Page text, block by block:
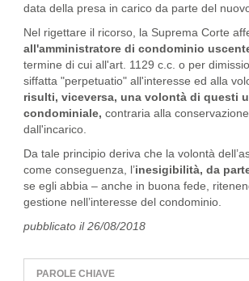
data della presa in carico da parte del
Nel rigettare il ricorso, la Suprema Corte
all'amministratore di condominio
termine di cui all'art. 1129 c.c. o per
siffatta "perpetuatio" all'interesse ed alla
risulti, viceversa, una volontà di questi
condominiale, contraria alla
dall'incarico.
Da tale principio deriva che la volontà
come conseguenza, l’inesigibilità, da
se egli abbia – anche in buona fede,
gestione nell’interesse del condominio.
pubblicato il 26/08/2018
PAROLE CHIAVE